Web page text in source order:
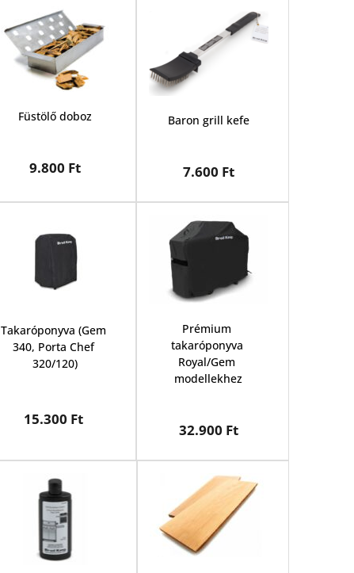
Füstölő doboz
9.800 Ft
Baron grill kefe
7.600 Ft
Takaróponyva (Gem
340, Porta Chef
320/120)
15.300 Ft
Prémium
takaróponyva
Royal/Gem
modellekhez
32.900 Ft